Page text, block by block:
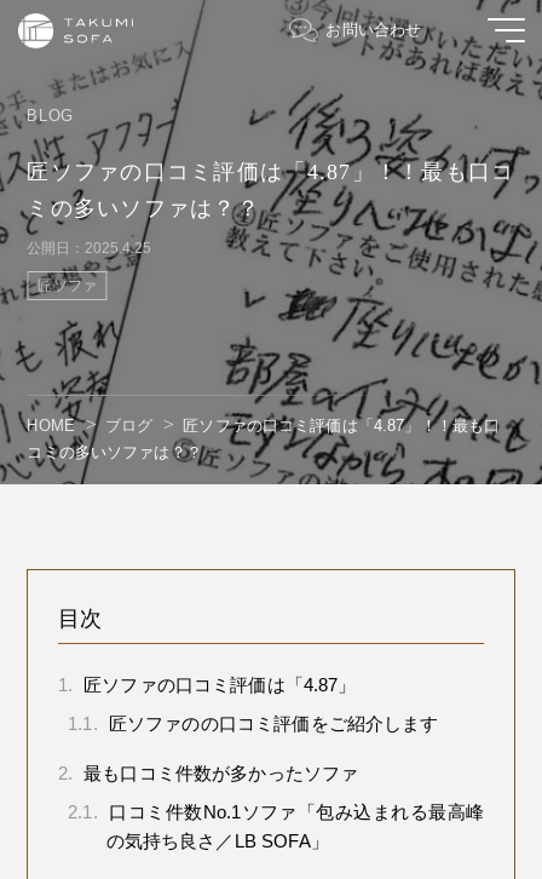
お問い合わせ
BLOG
匠ソファの口コミ評価は「4.87」！！最も口コ
ミの多いソファは？？
公開日：2025.4.25
匠ソファ
HOME ブログ
匠ソファの口コミ評価は「4.87」！！最も口
コミの多いソファは？？
目次
1.
匠ソファの口コミ評価は「4.87」
1.1.
匠ソファのの口コミ評価をご紹介します
2. 最も口コミ件数が多かったソファ
2.1.
口コミ件数No.1ソファ「包み込まれる最高峰
の気持ち良さ／LB SOFA」